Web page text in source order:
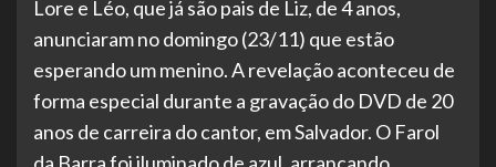
Lore e Léo, que já são pais de Liz, de 4 anos,
anunciaram no domingo (23/11) que estão
esperando um menino. A revelação aconteceu de
forma especial durante a gravação do DVD de 20
anos de carreira do cantor, em Salvador. O Farol
da Barra foi iluminado de azul, arrancando